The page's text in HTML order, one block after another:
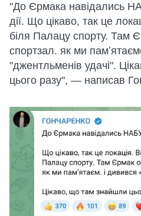
"До Єрмака навідались
дії. Що цікаво, так це
біля Палацу спорту. Там
спортзал. як ми
"джентльменів удачі".
цього разу", — написав